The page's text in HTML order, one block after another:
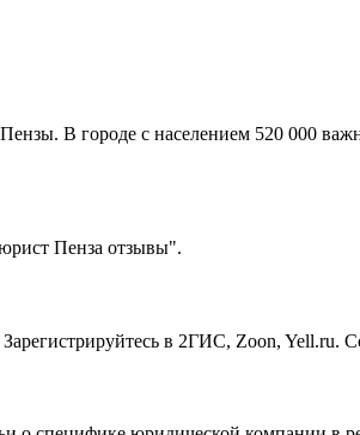
В городе с населением 520 000
Пенза отзывы".
в 2ГИС, Zoon,